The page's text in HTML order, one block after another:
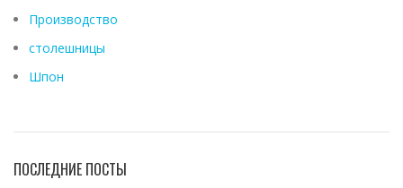
Производство
столешницы
Шпон
ПОСЛЕДНИЕ ПОСТЫ